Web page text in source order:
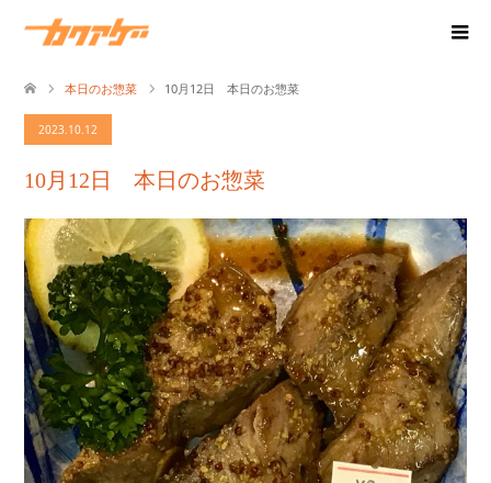
本日のお惣菜 10月12日 本日のお惣菜
2023.10.12
10月12日 本日のお惣菜